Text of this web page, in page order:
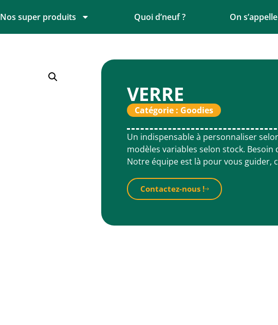
Nos super produits Quoi d’neuf ? On
VERRE
Catégorie : Goodies
Un indispensable à personnaliser
modèles variables selon stock. Besoin
Notre équipe est là pour vous guider,
Contactez-nous !